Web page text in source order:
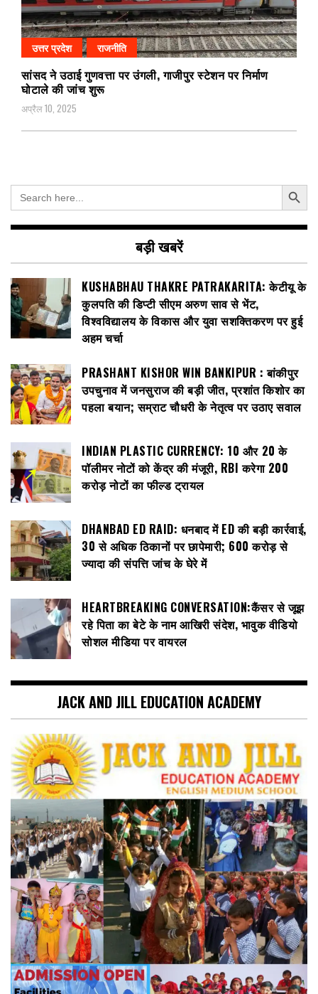
उत्तर प्रदेश राजनीति
सांसद ने उठाई गुणवत्ता पर उंगली, गाजीपुर स्टेशन पर निर्माण
घोटाले की जांच शुरू
अप्रैल 10, 2025
Search
for:
Search Button
बड़ी खबरें
KUSHABHAU THAKRE PATRAKARITA: केटीयू के
कुलपति की डिप्टी सीएम अरुण साव से भेंट,
विश्वविद्यालय के विकास और युवा सशक्तिकरण पर हुई
अहम चर्चा
PRASHANT KISHOR WIN BANKIPUR : बांकीपुर
उपचुनाव में जनसुराज की बड़ी जीत, प्रशांत किशोर का
पहला बयान; सम्राट चौधरी के नेतृत्व पर उठाए सवाल
INDIAN PLASTIC CURRENCY: ₹10 और ₹20 के
पॉलीमर नोटों को केंद्र की मंजूरी, RBI करेगा 200
करोड़ नोटों का फील्ड ट्रायल
DHANBAD ED RAID: धनबाद में ED की बड़ी कार्रवाई,
30 से अधिक ठिकानों पर छापेमारी; 600 करोड़ से
ज्यादा की संपत्ति जांच के घेरे में
HEARTBREAKING CONVERSATION:कैंसर से जूझ
रहे पिता का बेटे के नाम आखिरी संदेश, भावुक वीडियो
सोशल मीडिया पर वायरल
JACK AND JILL EDUCATION ACADEMY